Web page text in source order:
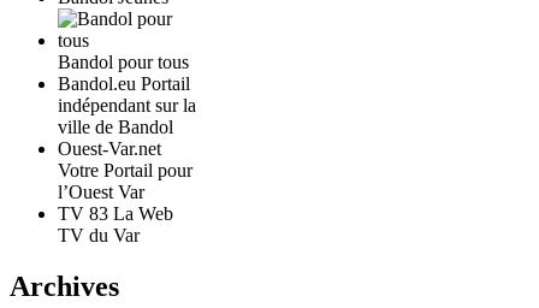
Bandol pour tous
Bandol.eu Portail
indépendant sur la
ville de Bandol
Ouest-Var.net
Votre Portail pour
l’Ouest Var
TV 83 La Web
TV du Var
Archives